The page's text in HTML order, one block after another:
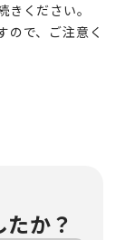
ください。
で、ご注意く
か？